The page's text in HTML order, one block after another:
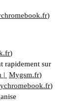
)
)
rapidement sur
| Mygsm.fr)
)